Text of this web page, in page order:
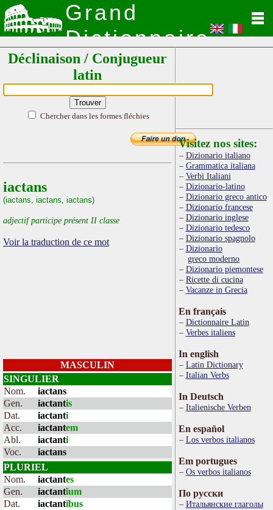
Grand
Dictionnaire
Latin
Déclinaison / Conjugueur
latin
Chercher dans les formes fléchies
iactans
(iactans, iactans, iactans)
adjectif participe présent II classe
Voir la traduction de ce mot
MASCULIN
SINGULIER
Nom.
iactans
Gen.
iactantis
Dat.
iactanti
Acc.
iactantem
Abl.
iactanti
Voc.
iactans
PLURIEL
Nom.
iactantes
Gen.
iactantĭum
Dat.
iactantĭbus
Visitez nos sites:
Dizionario italiano
Grammatica italiana
Verbi Italiani
Dizionario-latino
Dizionario greco antico
Dizionario francese
Dizionario inglese
Dizionario tedesco
Dizionario spagnolo
Dizionario
greco moderno
Dizionario piemontese
Ricette di cucina
Vacanze in Grecia
En français
Dictionnaire Latin
Verbes italiens
In english
Latin Dictionary
Italian Verbs
In Deutsch
Italienische Verben
En español
Los verbos italianos
Em portugues
Os verbos italianos
По русски
Итальянские глаголы